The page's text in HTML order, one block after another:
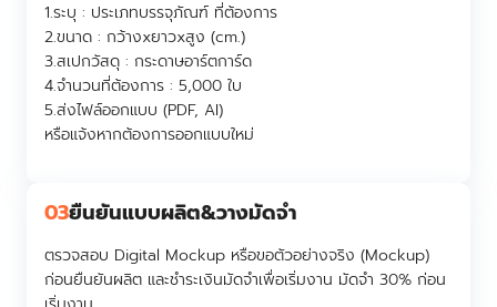
1.ระบุ : ประเภทบรรจุภัณฑ์ ที่ต้องการ
2.ขนาด : กว้างxยาวxสูง (cm.)
3.สเปกวัสดุ : กระดาษอาร์ตการ์ด
4.จำนวนที่ต้องการ : 5,000 ใบ
5.ส่งไฟล์ออกแบบ (PDF, AI)
หรือแจ้งหากต้องการออกแบบใหม่
03ยืนยันแบบผลิต&วางมัดจำ
ตรวจสอบ Digital Mockup หรือขอตัวอย่างจริง (Mockup)
ก่อนยืนยันผลิต และชำระเงินมัดจำเพื่อเริ่มงาน มัดจำ 30% ก่อน